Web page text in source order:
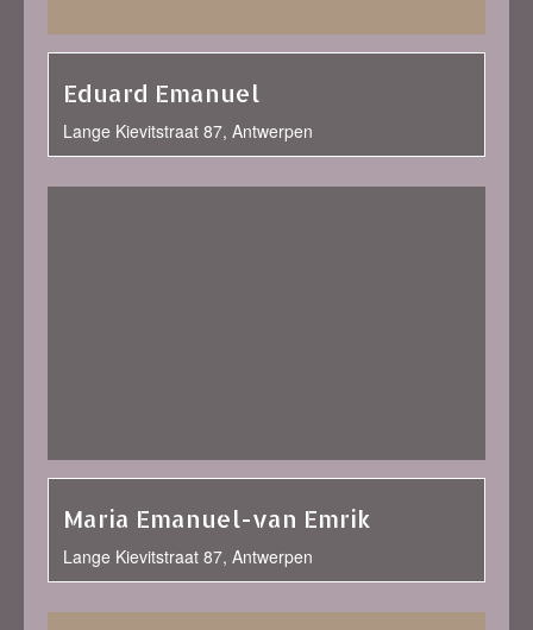
Eduard Emanuel
Lange Kievitstraat 87, Antwerpen
Maria Emanuel-van Emrik
Lange Kievitstraat 87, Antwerpen